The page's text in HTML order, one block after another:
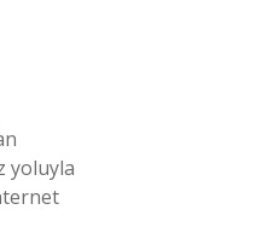
yoluyla